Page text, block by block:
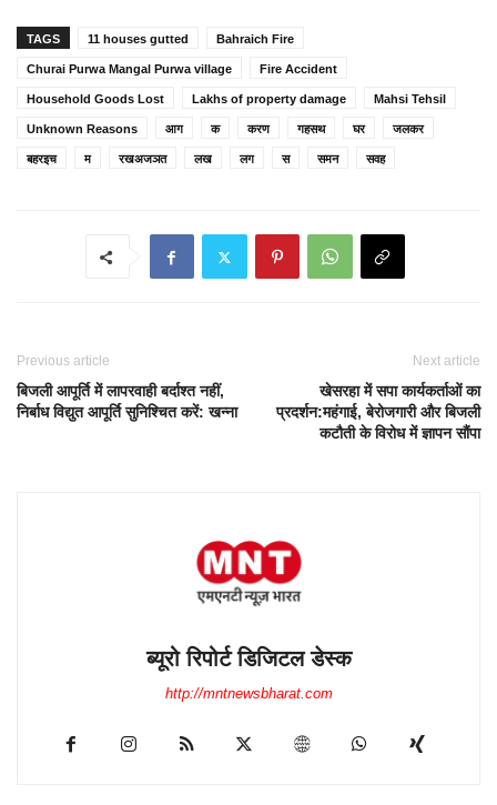
TAGS 11 houses gutted Bahraich Fire
Churai Purwa Mangal Purwa village Fire Accident
Household Goods Lost Lakhs of property damage Mahsi Tehsil
Unknown Reasons आग क करण गहसथ घर जलकर
बहरइच म रखअजञत लख लग स समन सवह
Previous article
बिजली आपूर्ति में लापरवाही बर्दाश्त नहीं,
निर्बाध विद्युत आपूर्ति सुनिश्चित करें: खन्ना
Next article
खेसरहा में सपा कार्यकर्ताओं का
प्रदर्शन:महंगाई, बेरोजगारी और बिजली
कटौती के विरोध में ज्ञापन सौंपा
ब्यूरो रिपोर्ट डिजिटल डेस्क
http://mntnewsbharat.com